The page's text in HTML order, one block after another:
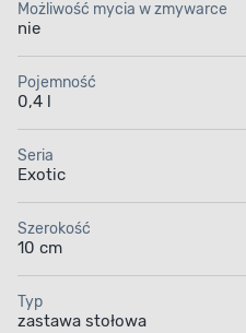
Możliwość mycia w zmywarce
nie
Pojemność
0,4 l
Seria
Exotic
Szerokość
10 cm
Typ
zastawa stołowa